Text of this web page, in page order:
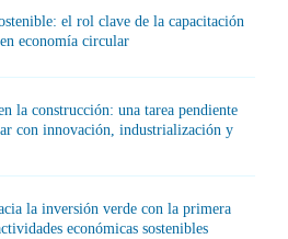
el rol clave de la capacitación
economía circular
la construcción: una tarea pendiente
con innovación, industrialización y
la inversión verde con la primera
económicas sostenibles